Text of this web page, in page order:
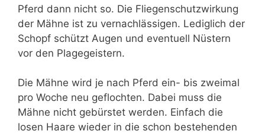
Pferd dann nicht so. Die Fliegenschutzwirkung
der Mähne ist zu vernachlässigen. Lediglich der
Schopf schützt Augen und eventuell Nüstern
vor den Plagegeistern.
Die Mähne wird je nach Pferd ein- bis zweimal
pro Woche neu geflochten. Dabei muss die
Mähne nicht gebürstet werden. Einfach die
losen Haare wieder in die schon bestehenden